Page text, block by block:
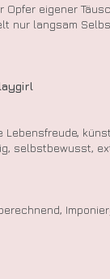
eigener
nur langsam
Lebensfreude,
selbstbewusst,